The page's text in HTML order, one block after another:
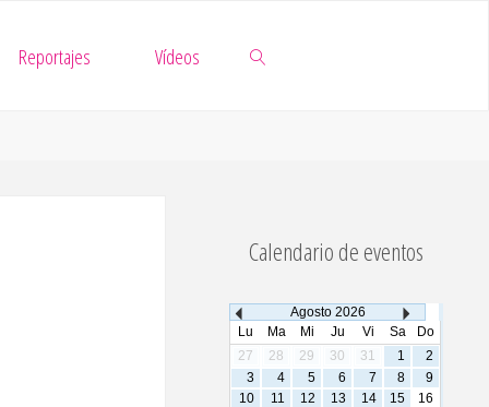
Reportajes Vídeos
Calendario de eventos
Agosto 2026
Lu
Ma Mi Ju Vi Sa
Do
27
28 29 30 31 1
2
3
4 5 6 7 8
9
10
11 12 13 14 15
16